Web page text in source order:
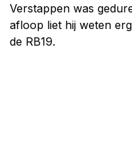
Verstappen was
afloop liet hij weten
de RB19.